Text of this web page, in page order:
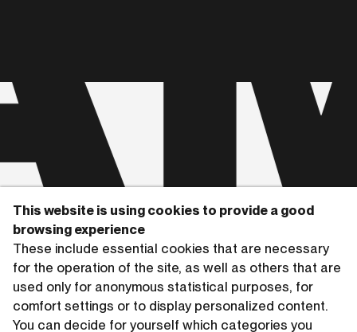
Copyrights © 2026 HAMMERSCHMIDTGLADIGAU
This website is using cookies to provide a good
browsing experience
These include essential cookies that are necessary
for the operation of the site, as well as others that are
used only for anonymous statistical purposes, for
comfort settings or to display personalized content.
You can decide for yourself which categories you